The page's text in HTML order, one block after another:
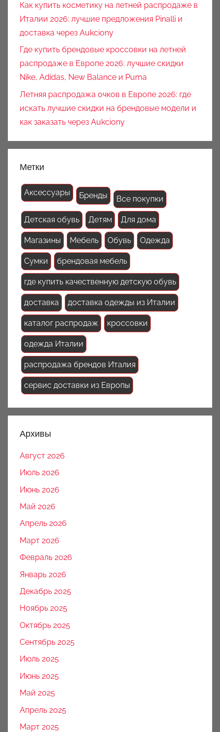
Как купить косметику на летней распродаже в
Италии 2026: лучшие предложения Pinalli и
доставка через Aukciony
Где купить брендовые кроссовки на летней
распродаже в Европе 2026: лучшие скидки
Nike, Adidas, New Balance и Puma
Летняя распродажа очков в Европе 2026: где
искать лучшие скидки на брендовые модели и
как заказать через Aukciony
Метки
Аксессуары Бренды Все покупки
Детская обувь Детям Для дома
Магазины Мебель Обувь Одежда
Сумки брендовая мебель
где купить качественную детскую обувь
доставка доставка одежды из Италии
каталог распродаж кроссовки
одежда Италии
распродажа брендов Италия
сервис доставки из Европы
Архивы
Август 2026
Июль 2026
Июнь 2026
Май 2026
Апрель 2026
Март 2026
Февраль 2026
Январь 2026
Декабрь 2025
Ноябрь 2025
Октябрь 2025
Сентябрь 2025
Июль 2025
Июнь 2025
Май 2025
Апрель 2025
Март 2025